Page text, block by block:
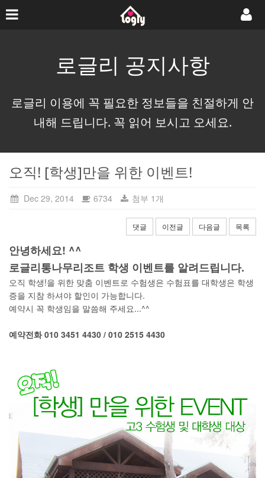
로글리 공지사항
로글리 이용에 꼭 필요한 정보들을 친절하게 안
내해 드립니다. 꼭 읽어 보시고 오세요.
오직! [학생]만을 위한 이벤트!
Dec 29, 2014 6734 첨부 1개
댓글 이전글 다음글 목록
안녕하세요! ^^
로글리통나무리조트 학생 이벤트를 알려드립니다.
오직 학생!을 위한 맞춤 이벤트로 수험생은 수험표를 대학생은 학생
증을 지참 하셔야 할인이 가능합니다.
예약시 꼭 학생임을 말씀해 주세요...^^
예약전화 010 3451 4430 / 010 2515 4430